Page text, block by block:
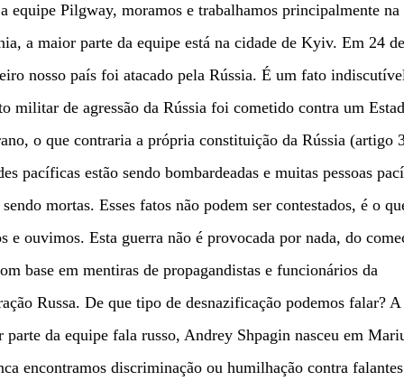
equipe Pilgway, moramos e trabalhamos principalmente na
a maior parte da equipe está na cidade de Kyiv. Em 24 de
nosso país foi atacado pela Rússia. É um fato
militar de agressão da Rússia foi cometido contra um
o que contraria a própria constituição da Rússia (artigo
pacíficas estão sendo bombardeadas e muitas pessoas
sendo mortas. Esses fatos não podem ser contestados, é o
e ouvimos. Esta guerra não é provocada por nada, do
base em mentiras de propagandistas e funcionários da
Russa. De que tipo de desnazificação podemos falar? A
parte da equipe fala russo, Andrey Shpagin nasceu em
encontramos discriminação ou humilhação contra